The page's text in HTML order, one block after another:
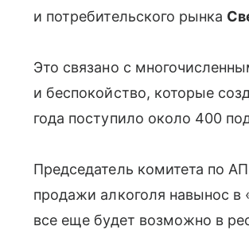
и потребительского рынка
Это связано с
и беспокойство, которые
года поступило около 400
Председатель комитета по
продажи алкоголя навынос в
все еще будет возможно в